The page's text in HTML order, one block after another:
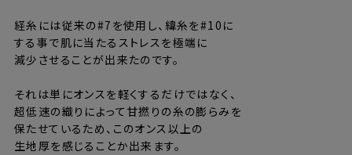
経糸には従来の#7を使用し、緯糸を#10に
する事で肌に当たるストレスを極端に
減少させることが出来たのです。
それは単にオンスを軽くするだけではなく、
超低速の織りによって甘撚りの糸の膨らみを
保たせているため、このオンス以上の
生地厚を感じることか出来ます。